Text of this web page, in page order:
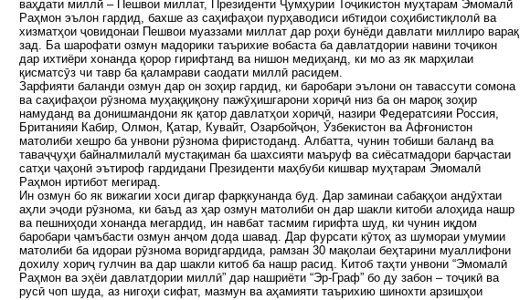
ваҳдати миллӣ – Пешвои миллат, Президенти Ҷумҳурии Тоҷикистон муҳтарам Эмомалӣ
Раҳмон эълон гардид, бахше аз саҳифаҳои пурҳаводиси ибтидои соҳибистиқлолӣ ва
хизматҳои ҷовидонаи Пешвои муаззами миллат дар роҳи бунёди давлати миллиро варақ
зад. Ба шарофати озмун мадорики таърихие вобаста ба давлатдории навини тоҷикон
дар ихтиёри хонанда қорор гирифтанд ва нишон медиҳанд, ки мо аз як марҳилаи
қисматсӯз чи тавр ба қаламрави саодати миллӣ расидем.
Зарфияти баланди озмун дар он зоҳир гардид, ки баробари эълони он тавассути сомона
ва саҳифаҳои рӯзнома муҳаққиқону пажӯҳишгарони хориҷӣ низ ба он мароқ зоҳир
намуданд ва донишмандони як қатор давлатҳои хориҷӣ, назири Федератсияи Россия,
Британияи Кабир, Олмон, Қатар, Кувайт, Озарбойҷон, Ӯзбекистон ва Афғонистон
матолиби хешро ба унвони рӯзнома фиристоданд. Албатта, чунин тобиши баланд ва
таваҷҷуҳи байналмилалӣ мустақиман ба шахсияти маъруф ва сиёсатмадори барҷастаи
сатҳи ҷаҳонӣ эътироф гардидани Президенти маҳбуби кишвар муҳтарам Эмомалӣ
Раҳмон иртибот мегирад.
Ин озмун бо як вижагии хоси дигар фарқкунанда буд. Дар заминаи сабақҳои андӯхтаи
аҳли эҷоди рӯзнома, ки баъд аз ҳар озмун матолиби он дар шакли китоби алоҳида нашр
ва пешниҳоди хонанда мегардид, ин навбат тасмим гирифта шуд, ки чунин иқдом
баробари ҷамъбасти озмун анҷом дода шавад. Дар фурсати кӯтоҳ аз шумораи умумии
матолиби ба идораи рӯзнома воридгардида, рамзан 30 мақолаи беҳтарини муаллифони
дохилу хориҷ гулчин ва дар шакли китоб ба нашр расид. Китоб таҳти унвони “Эмомалӣ
Раҳмон ва эҳёи давлатдории миллӣ” дар нашриёти “Эр-Граф” бо ду забон – тоҷикӣ ва
русӣ чоп шуда, аз нигоҳи сифат, мазмун ва аҳамияти таърихию шинохти арзишҳои